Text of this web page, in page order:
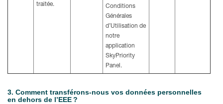
traitée.
Conditions
Générales
d’Utilisation de
notre
application
SkyPriority
Panel.
3. Comment transférons-nous vos données personnelles
en dehors de l’EEE ?